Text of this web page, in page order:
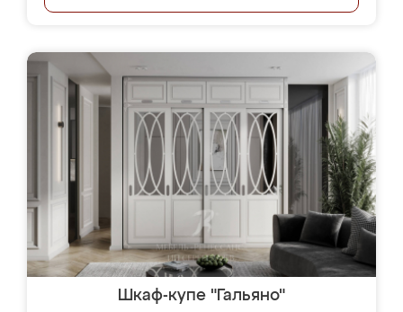
Шкаф-купе "Гальяно"